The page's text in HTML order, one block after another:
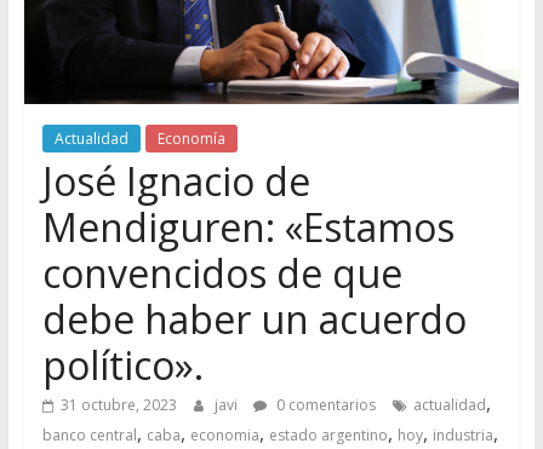
Actualidad Economía
José Ignacio de
Mendiguren: «Estamos
convencidos de que
debe haber un acuerdo
político».
31 octubre, 2023 javi 0 comentarios actualidad,
banco central, caba, economia, estado argentino, hoy, industria,